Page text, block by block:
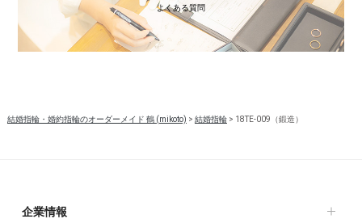
よくある質問
結婚指輪・婚約指輪のオーダーメイド 鶴 (mikoto) > 結婚指輪> 18TE-009（鍛造）
企業情報